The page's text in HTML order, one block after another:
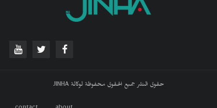
حقوق النشر جميع الحقوق محفوظة لوكالة JINHA